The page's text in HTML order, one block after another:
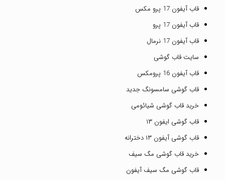
قاب آیفون 17 پرو مکس
قاب آیفون 17 پرو
قاب آیفون 17 نرمال
سایت قاب گوشی
قاب آیفون 16 پرومکس
قاب گوشی سامسونگ جدید
خرید قاب گوشی شیائومی
قاب گوشی ایفون ۱۳
قاب گوشی آیفون ۱۳ دخترانه
خرید قاب گوشی مگ سیف
قاب گوشی مگ سیف آیفون